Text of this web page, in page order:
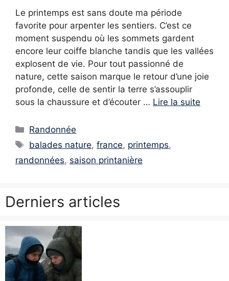
Le printemps est sans doute ma période
favorite pour arpenter les sentiers. C’est ce
moment suspendu où les sommets gardent
encore leur coiffe blanche tandis que les vallées
explosent de vie. Pour tout passionné de
nature, cette saison marque le retour d’une joie
profonde, celle de sentir la terre s’assouplir
sous la chaussure et d’écouter … Lire la suite
Catégories
Randonnée
Étiquettes
balades nature,france, printemps,
randonnées, saison printanière
Derniers articles